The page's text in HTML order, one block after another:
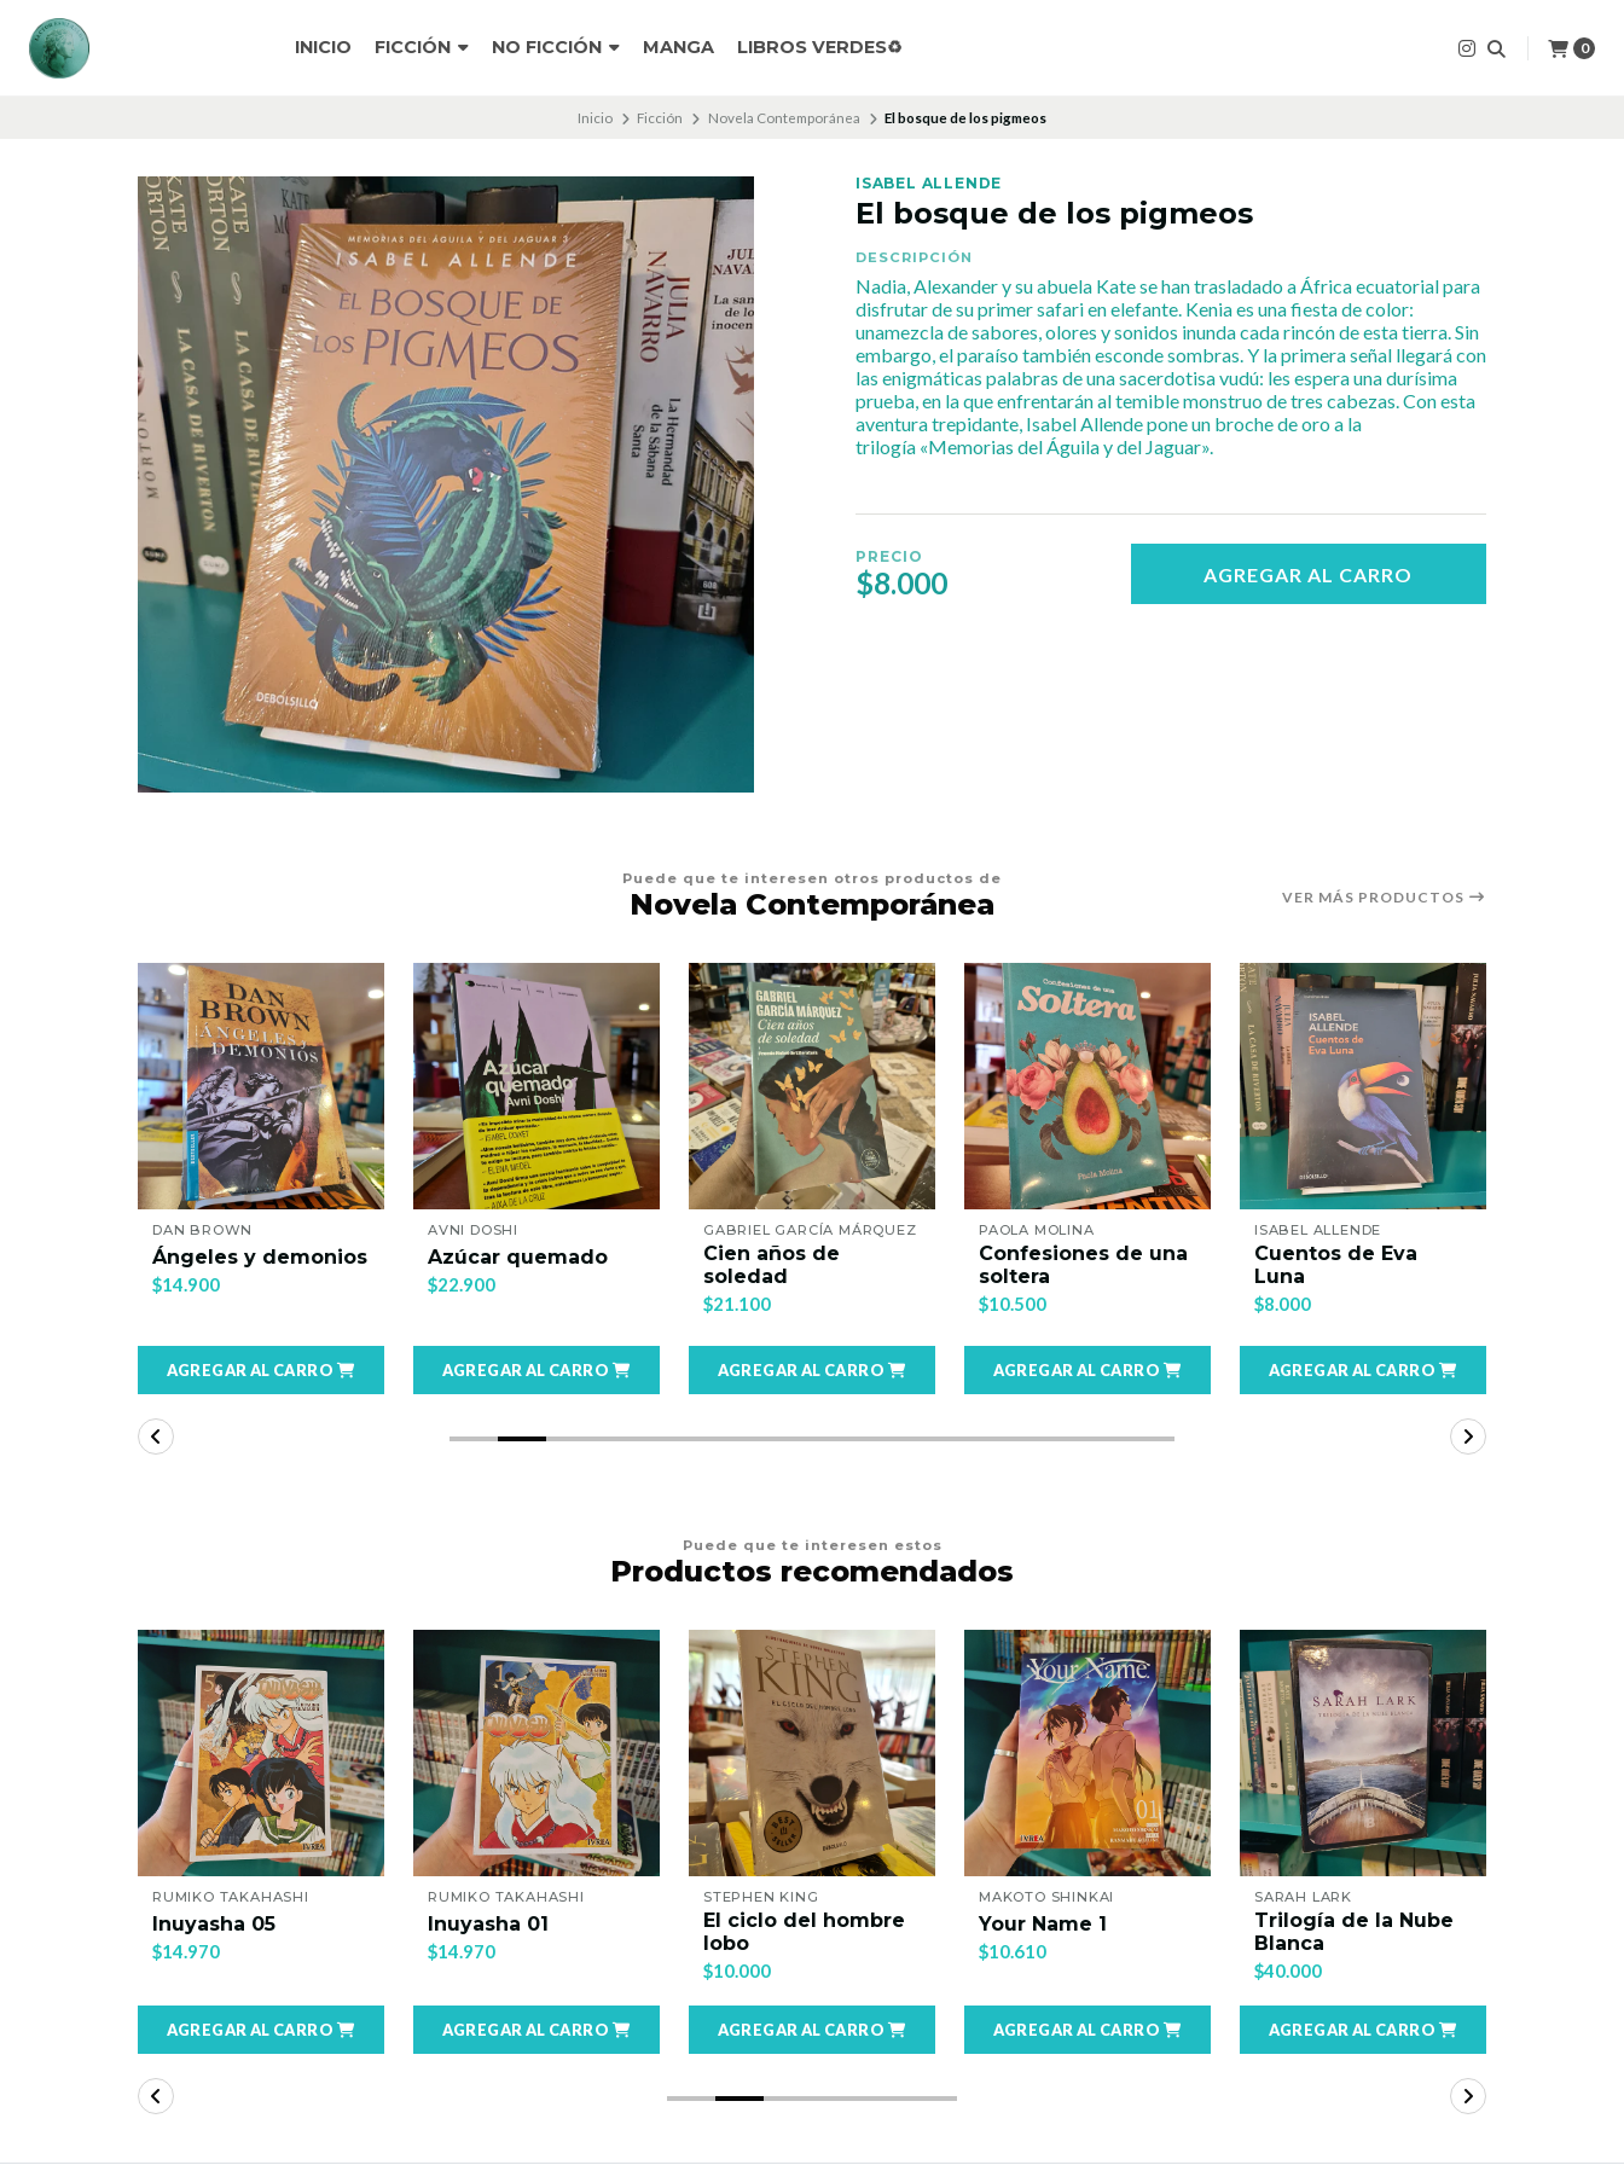
INICIO FICCIÓN NO FICCIÓN MANGA LIBROS VERDES♻️ 0
Inicio Ficción Novela Contemporánea El bosque de los pigmeos
ISABEL ALLENDE
El bosque de los pigmeos
DESCRIPCIÓN
Nadia, Alexander y su abuela Kate se han trasladado a África ecuatorial para
disfrutar de su primer safari en elefante. Kenia es una fiesta de color:
unamezcla de sabores, olores y sonidos inunda cada rincón de esta tierra. Sin
embargo, el paraíso también esconde sombras. Y la primera señal llegará con
las enigmáticas palabras de una sacerdotisa vudú: les espera una durísima
prueba, en la que enfrentarán al temible monstruo de tres cabezas. Con esta
aventura trepidante, Isabel Allende pone un broche de oro a la
trilogía «Memorias del Águila y del Jaguar».
PRECIO
$8.000 AGREGAR AL CARRO
Puede que te interesen otros productos de
Novela Contemporánea VER MÁS PRODUCTOS
DAN BROWN
Ángeles y demonios
$14.900
AGREGAR AL CARRO
AVNI DOSHI
Azúcar quemado
$22.900
AGREGAR AL CARRO
GABRIEL GARCÍA MÁRQUEZ
Cien años de
soledad
$21.100
AGREGAR AL CARRO
PAOLA MOLINA
Confesiones de una
soltera
$10.500
AGREGAR AL CARRO
ISABEL ALLENDE
Cuentos de Eva
Luna
$8.000
AGREGAR AL CARRO
Puede que te interesen estos
Productos recomendados
RUMIKO TAKAHASHI
Inuyasha 05
$14.970
AGREGAR AL CARRO
RUMIKO TAKAHASHI
Inuyasha 01
$14.970
AGREGAR AL CARRO
STEPHEN KING
El ciclo del hombre
lobo
$10.000
AGREGAR AL CARRO
MAKOTO SHINKAI
Your Name 1
$10.610
AGREGAR AL CARRO
SARAH LARK
Trilogía de la Nube
Blanca
$40.000
AGREGAR AL CARRO